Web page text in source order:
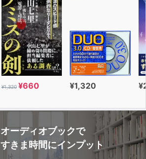
¥1,320 ¥660 ¥1,320
オーディオブックで
すきま時間にインプット